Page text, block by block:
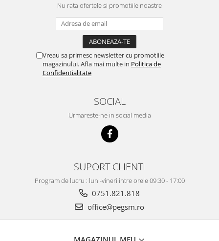
XIAOMI SERVICE PACK
Ecrane Pentru NOKIA
Ecrane Pentru VIVO
VIVO COMPATIBILE
Ecrane Pentru OPPO
LG COMPATIBILE
Ecrane Pentru DOOGEE
DOOGEE COMPATIBILE
DOOGEE SERVICE PACK
Ecrane Pentru LENOVO
Nu rata ofertele si promotiile noastre
Vreau sa primesc newsletter cu promotiile
magazinului. Afla mai multe in Politica de
Confidentialitate
SOCIAL
Urmareste-ne in social media
SUPORT CLIENTI
Program de lucru : luni-vineri intre orele 09:30 - 17:00
0751.821.818
office@pegsm.ro